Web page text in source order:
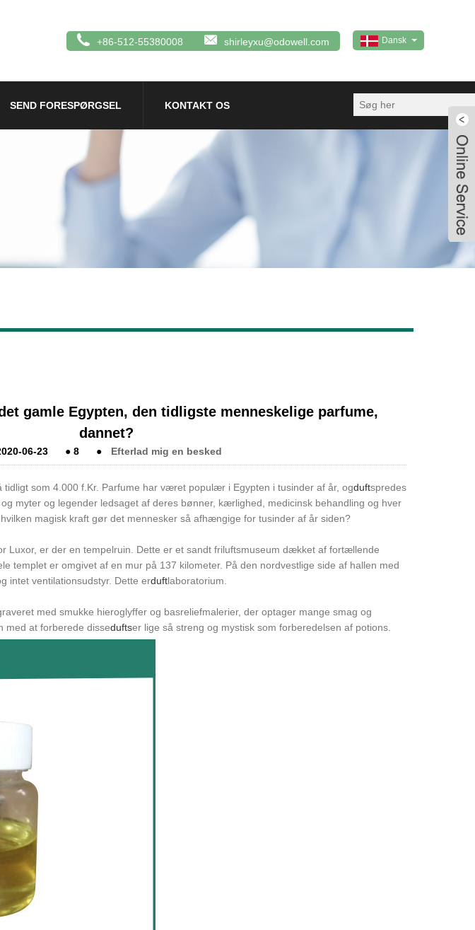
Dansk
+86-512-55380008 shirleyxu@odowell.com
SEND FORESPØRGSEL KONTAKT OS
gamle Egypten, den tidligste menneskelige parfume,
dannet?
06-23 ●8 ● Efterlad mig en besked
som 4.000 f.Kr. Parfume har været populær i Egypten i tusinder af år, ogduftspredes
myter og legender ledsaget af deres bønner, kærlighed, medicinsk behandling og hver
magisk kraft gør det mennesker så afhængige for tusinder af år siden?
Luxor, er der en tempelruin. Dette er et sandt friluftsmuseum dækket af fortællende
templet er omgivet af en mur på 137 kilometer. På den nordvestlige side af hallen med
intet ventilationsudstyr. Dette erduftlaboratorium.
med smukke hieroglyffer og basreliefmalerier, der optager mange smag og
med at forberede disseduftser lige så streng og mystisk som forberedelsen af ​​potions.